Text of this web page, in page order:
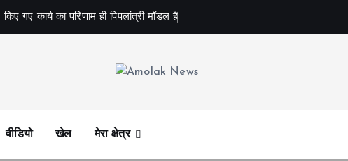
गए कार्य का परिणाम ही पिपलांत्री मॉडल है
वीडियो खेल मेरा क्षेत्र